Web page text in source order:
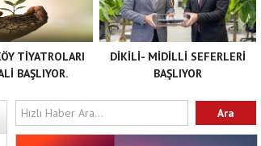
DİKİLİ- MİDİLLİ SEFERLERİ
BAŞLIYOR
TİYATROLARI
BAŞLIYOR.